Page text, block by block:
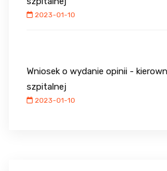
2023-01-10
Wniosek o wydanie opinii -
szpitalnej
2023-01-10